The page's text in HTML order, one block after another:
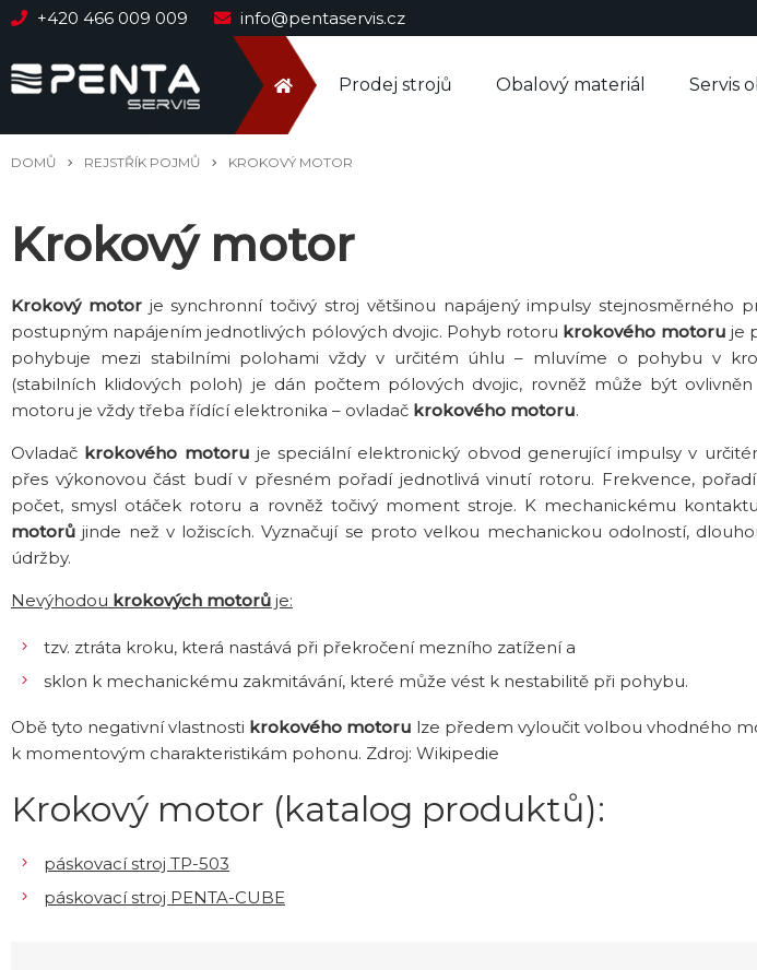
+420 466 009 009 info@pentaservis.cz
Prodej strojů Obalový materiál Servis
DOMŮ REJSTŘÍK POJMŮ KROKOVÝ MOTOR
Krokový motor
Krokový motorje synchronní točivý stroj většinou napájený impulsy stejnosměrného
postupným napájením jednotlivých pólových dvojic. Pohyb rotoru krokového motoru je
pohybuje mezi stabilními polohami vždy v určitém úhlu – mluvíme o pohybu v
(stabilních klidových poloh) je dán počtem pólových dvojic, rovněž může být
motoru je vždy třeba řídící elektronika – ovladač krokového motoru.
Ovladač krokového motoru je speciální elektronický obvod generující impulsy v
přes výkonovou část budí v přesném pořadí jednotlivá vinutí rotoru. Frekvence,
počet, smysl otáček rotoru a rovněž točivý moment stroje. K mechanickému
motorů jinde než v ložiscích. Vyznačují se proto velkou mechanickou odolností,
údržby.
Nevýhodou krokových motorů je:
tzv. ztráta kroku, která nastává při překročení mezního zatížení a
sklon k mechanickému zakmitávání, které může vést k nestabilitě při pohybu.
Obě tyto negativní vlastnosti krokového motoru lze předem vyloučit volbou vhodného
k momentovým charakteristikám pohonu. Zdroj: Wikipedie
Krokový motor (katalog produktů):
páskovací stroj TP-503
páskovací stroj PENTA-CUBE